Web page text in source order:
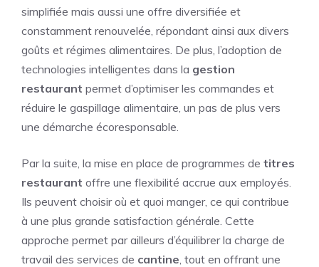
simplifiée mais aussi une offre diversifiée et
constamment renouvelée, répondant ainsi aux divers
goûts et régimes alimentaires. De plus, l’adoption de
technologies intelligentes dans la gestion
restaurant permet d’optimiser les commandes et
réduire le gaspillage alimentaire, un pas de plus vers
une démarche écoresponsable.
Par la suite, la mise en place de programmes de titres
restaurant offre une flexibilité accrue aux employés.
Ils peuvent choisir où et quoi manger, ce qui contribue
à une plus grande satisfaction générale. Cette
approche permet par ailleurs d’équilibrer la charge de
travail des services de cantine , tout en offrant une